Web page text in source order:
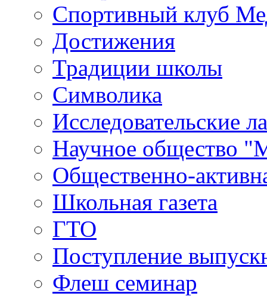
Спортивный клуб
Достижения
Традиции школы
Символика
Исследовательские
Научное общество
Общественно-
Школьная газета
ГТО
Поступление
Флеш семинар